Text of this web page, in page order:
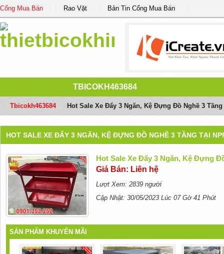
Cổng Mua Bán Rao Vặt Bản Tin Cổng Mua Bán
TBICOKH463684
Tbicokh463684 Hot Sale Xe Đẩy 3 Ngăn, Kệ Đựng Đồ Nghề 3
HOT SALE XE ĐẨY 3 NGĂN, KỆ ĐỰNG ĐỒ NGHỀ 3 TẦNG TẠI
Hot Sale Xe Đẩy 3 Ngăn, Kệ Đựng
Giá Bán: Liên hệ
Lượt Xem: 2839 người
Cập Nhật: 30/05/2023 Lúc 07 Gờ 41 Phút
SẢN PHẨM KHUYẾN MÃI